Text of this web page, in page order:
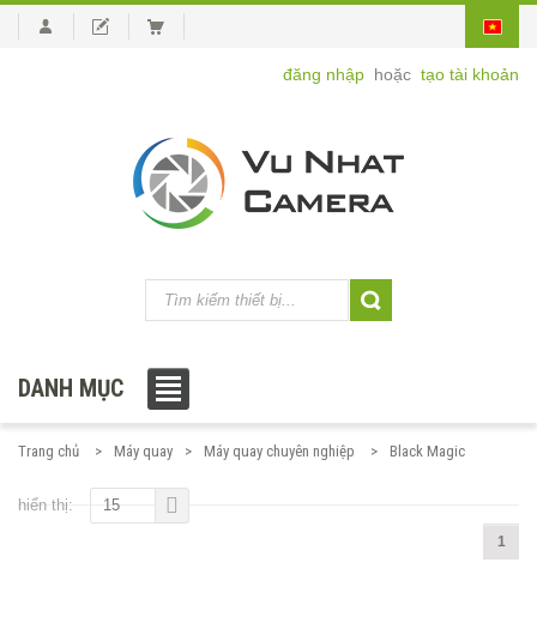
đăng nhập hoặc tạo tài khoản
DANH MỤC
Trang chủ Máy quay Máy quay chuyên nghiệp Black Magic
1
hiển thị: 15